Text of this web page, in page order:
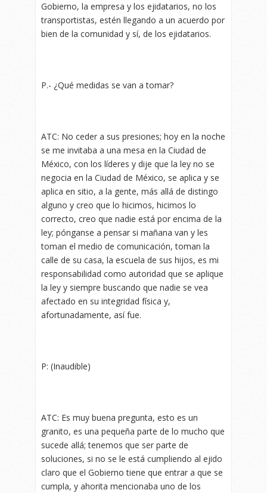
Gobierno, la empresa y los ejidatarios, no los
transportistas, estén llegando a un acuerdo por
bien de la comunidad y sí, de los ejidatarios.
P.- ¿Qué medidas se van a tomar?
ATC: No ceder a sus presiones; hoy en la noche
se me invitaba a una mesa en la Ciudad de
México, con los líderes y dije que la ley no se
negocia en la Ciudad de México, se aplica y se
aplica en sitio, a la gente, más allá de distingo
alguno y creo que lo hicimos, hicimos lo
correcto, creo que nadie está por encima de la
ley; pónganse a pensar si mañana van y les
toman el medio de comunicación, toman la
calle de su casa, la escuela de sus hijos, es mi
responsabilidad como autoridad que se aplique
la ley y siempre buscando que nadie se vea
afectado en su integridad física y,
afortunadamente, así fue.
P: (Inaudible)
ATC: Es muy buena pregunta, esto es un
granito, es una pequeña parte de lo mucho que
sucede allá; tenemos que ser parte de
soluciones, si no se le está cumpliendo al ejido
claro que el Gobierno tiene que entrar a que se
cumpla, y ahorita mencionaba uno de los